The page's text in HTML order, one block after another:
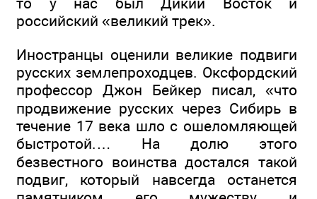
российский «великий трек».
Иностранцы оценили великие подвиги
русских землепроходцев. Оксфордский
профессор Джон Бейкер писал, «что
продвижение русских через Сибирь в
течение 17 века шло с ошеломляющей
быстротой.… На долю этого
безвестного воинства достался такой
подвиг, который навсегда останется